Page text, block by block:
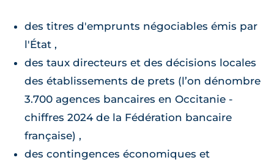
des titres d'emprunts négociables émis par
l'État ,
des taux directeurs et des décisions locales
des établissements de prets (l’on dénombre
3.700 agences bancaires en Occitanie -
chiffres 2024 de la Fédération bancaire
française) ,
des contingences économiques et